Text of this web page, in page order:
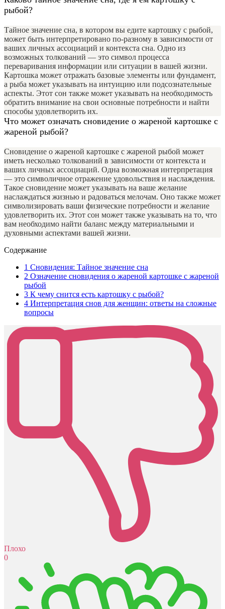
рыбой?
Тайное значение сна, в котором вы едите картошку с рыбой,
может быть интерпретировано по-разному в зависимости от
ваших личных ассоциаций и контекста сна. Одно из
возможных толкований — это символ процесса
переваривания информации или ситуации в вашей жизни.
Картошка может отражать базовые элементы или фундамент,
а рыба может указывать на интуицию или подсознательные
аспекты. Этот сон также может указывать на необходимость
обратить внимание на свои основные потребности и найти
способы удовлетворить их.
Что может означать сновидение о жареной картошке с
жареной рыбой?
Сновидение о жареной картошке с жареной рыбой может
иметь несколько толкований в зависимости от контекста и
ваших личных ассоциаций. Одна возможная интерпретация
— это символичное отражение удовольствия и наслаждения.
Такое сновидение может указывать на ваше желание
наслаждаться жизнью и радоваться мелочам. Оно также может
символизировать ваши физические потребности и желание
удовлетворить их. Этот сон может также указывать на то, что
вам необходимо найти баланс между материальными и
духовными аспектами вашей жизни.
Содержание
1 Сновидения: Тайное значение сна
2 Означение сновидения о жареной картошке с жареной
рыбой
3 К чему снится есть картошку с рыбой?
4 Интерпретация снов для женщин: ответы на сложные
вопросы
Плохо
0